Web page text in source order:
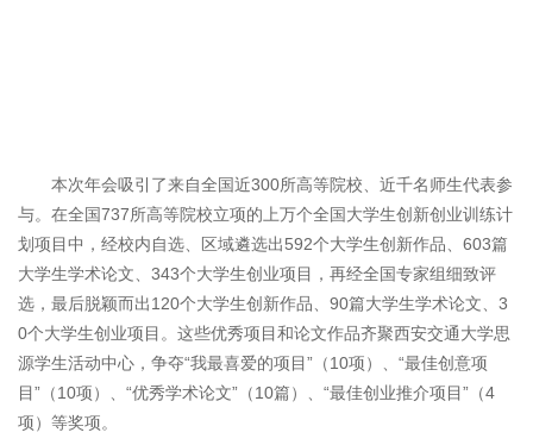
本次年会吸引了来自全国近300所高等院校、近千名师生代表参
与。在全国737所高等院校立项的上万个全国大学生创新创业训练计
划项目中，经校内自选、区域遴选出592个大学生创新作品、603篇
大学生学术论文、343个大学生创业项目，再经全国专家组细致评
选，最后脱颖而出120个大学生创新作品、90篇大学生学术论文、3
0个大学生创业项目。这些优秀项目和论文作品齐聚西安交通大学思
源学生活动中心，争夺“我最喜爱的项目”（10项）、“最佳创意项
目”（10项）、“优秀学术论文”（10篇）、“最佳创业推介项目”（4
项）等奖项。